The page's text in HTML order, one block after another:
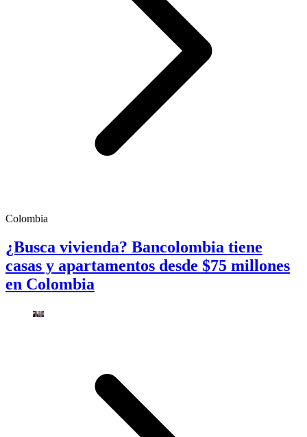
Colombia
¿Busca vivienda? Bancolombia tiene
casas y apartamentos desde $75 millones
en Colombia